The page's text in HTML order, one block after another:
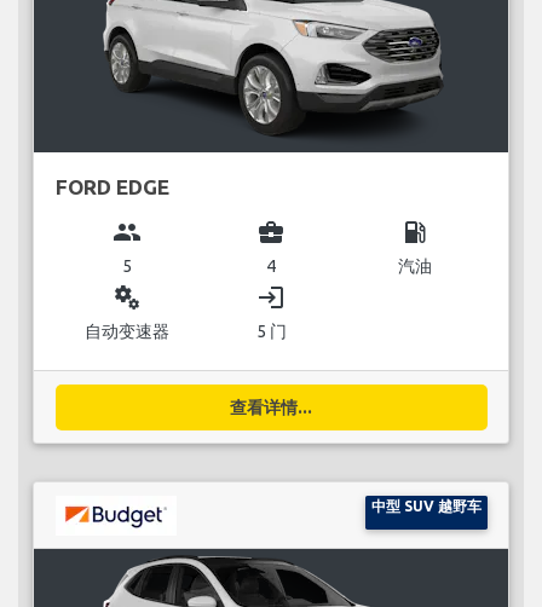
FORD EDGE
group
5
business_center
4
local_gas_station
汽油
miscellaneous_services
自动变速器
login
5 门
查看详情...
中型 SUV 越野车